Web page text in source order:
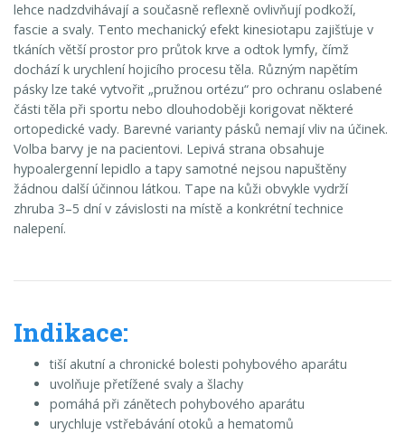
lehce nadzdvihávají a současně reflexně ovlivňují podkoží,
fascie a svaly. Tento mechanický efekt kinesiotapu zajišťuje v
tkáních větší prostor pro průtok krve a odtok lymfy, čímž
dochází k urychlení hojicího procesu těla. Různým napětím
pásky lze také vytvořit „pružnou ortézu“ pro ochranu oslabené
části těla při sportu nebo dlouhodoběji korigovat některé
ortopedické vady. Barevné varianty pásků nemají vliv na účinek.
Volba barvy je na pacientovi. Lepivá strana obsahuje
hypoalergenní lepidlo a tapy samotné nejsou napuštěny
žádnou další účinnou látkou. Tape na kůži obvykle vydrží
zhruba 3–5 dní v závislosti na místě a konkrétní technice
nalepení.
Indikace:
tiší akutní a chronické bolesti pohybového aparátu
uvolňuje přetížené svaly a šlachy
pomáhá při zánětech pohybového aparátu
urychluje vstřebávání otoků a hematomů